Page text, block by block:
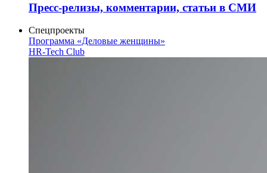
Пресс-релизы, комментарии, статьи в СМИ
Спецпроекты
Программа «Деловые женщины»
HR-Tech Club